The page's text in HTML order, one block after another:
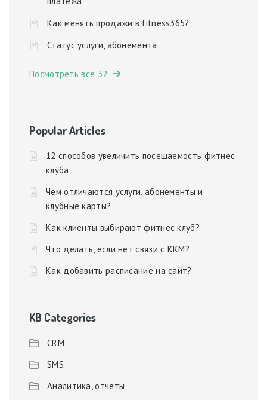
Как менять продажи в fitness365?
Статус услуги, абонемента
Посмотреть все 32
Popular Articles
12 способов увеличить посещаемость фитнес
клуба
Чем отличаются услуги, абонементы и
клубные карты?
Как клиенты выбирают фитнес клуб?
Что делать, если нет связи с ККМ?
Как добавить расписание на сайт?
KB Categories
CRM
SMS
Аналитика, отчеты